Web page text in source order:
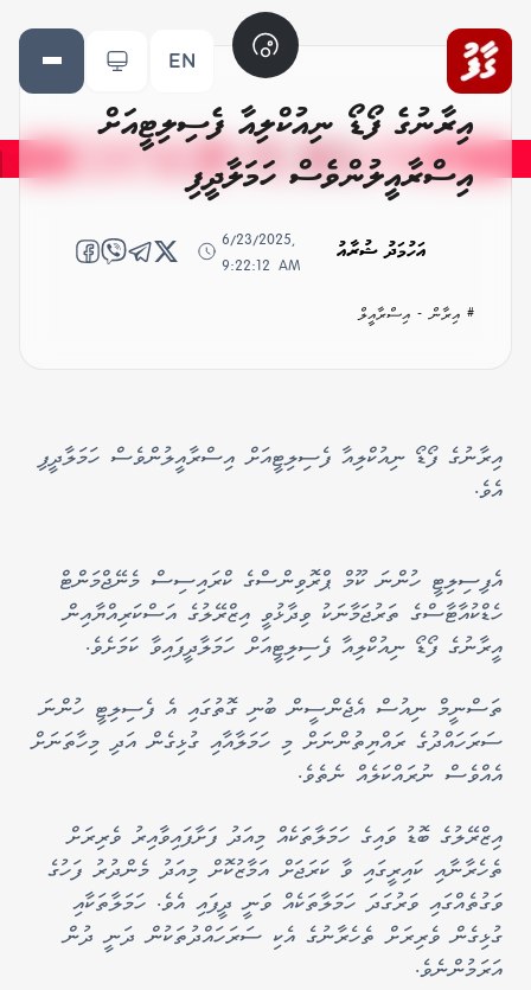
EN
އިރާނުގެ ފޯޑޯ ނިއުކްލިއާ ފެސިލިޓީއަށް
އިސްރާއީލުންވެސް ހަމަލާދީފި
އަހުމަދު ޝުރާއު
6/23/2025,
9:22:12 AM
# އިރާން - އިސްރާއީލް
އިރާނުގެ ފޯޑޯ ނިއުކްލިއާ ފެސިލިޓީއަށް އިސްރާއީލުންވެސް ހަމަލާދީފި
އެވެ.
އެފިސިލިޓީ ހުންނަ ކޫމް ޕްރޮވިންސްގެ ކްރައިސިސް މެނޭޖްމަންޓް
ހެޑްކުއާޓާސްގެ ތަރުޖަމާނަކު ވިދާޅުވީ އިޒްރޭލުގެ އަސްކަރިއްޔާއިން
އީރާނުގެ ފޯޑޯ ނިއުކްލިއާ ފެސިލިޓީއަށް ހަމަލާދީފައިވާ ކަމަށެވެ.
ތަސްނީމް ނިއުސް އެޖެންސީން ބުނި ގޮތުގައި އެ ފެސިލިޓީ ހުންނަ
ސަރަހައްދުގެ ރައްޔިތުންނަށް މި ހަމަލާއާއި ގުޅިގެން އަދި މިހާތަނަށް
އެއްވެސް ނުރައްކަލެއް ނެތެވެ.
އިޒްރޭލުގެ ބޮޑު ވައިގެ ހަމަލާތަކެއް މިއަދު ފަށާފައިވާއިރު ވެރިރަށް
ތެހެރާނާއި ކައިރީގައި ވާ ކަރަޖަށް އަމާޒުކޮށް މިއަދު މެންދުރު ފަހުގެ
ވަގުތެއްގައި ވަރުގަދަ ހަމަލާތަކެއް ވަނީ ދީފައި އެވެ. ހަމަލާތަކާއި
ގުޅިގެން ވެރިރަށް ތެހެރާނުގެ އެކި ސަރަހައްދުތަކުން ދަނީ ދުން
އަރަމުންނެވެ.